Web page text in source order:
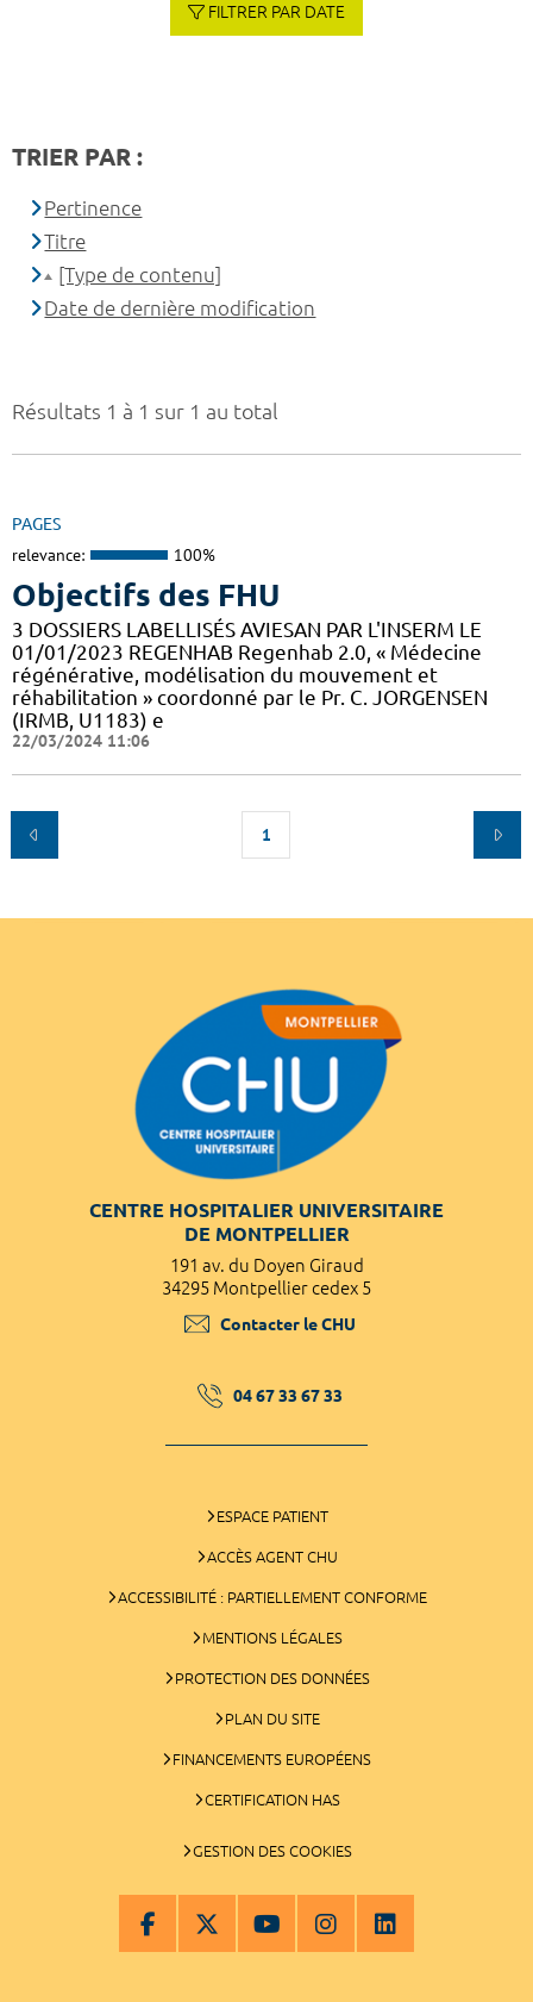
Résultats 1 à 1 sur 1 au total
PAGES
relevance: 100%
Objectifs des FHU
3 DOSSIERS LABELLISÉS AVIESAN PAR L'INSERM LE
01/01/2023 REGENHAB Regenhab 2.0, « Médecine
régénérative, modélisation du mouvement et
réhabilitation » coordonné par le Pr. C. JORGENSEN
(IRMB, U1183) e
22/03/2024 11:06
1
FILTRER PAR DATE
TRIER PAR :
Pertinence
Titre
[Type de contenu]
Date de dernière modification
CENTRE HOSPITALIER UNIVERSITAIRE
DE MONTPELLIER
191 av. du Doyen Giraud
34295 Montpellier cedex 5
Contacter le CHU
04 67 33 67 33
ESPACE PATIENT
ACCÈS AGENT CHU
ACCESSIBILITÉ : PARTIELLEMENT CONFORME
MENTIONS LÉGALES
PROTECTION DES DONNÉES
PLAN DU SITE
FINANCEMENTS EUROPÉENS
CERTIFICATION HAS
GESTION DES COOKIES